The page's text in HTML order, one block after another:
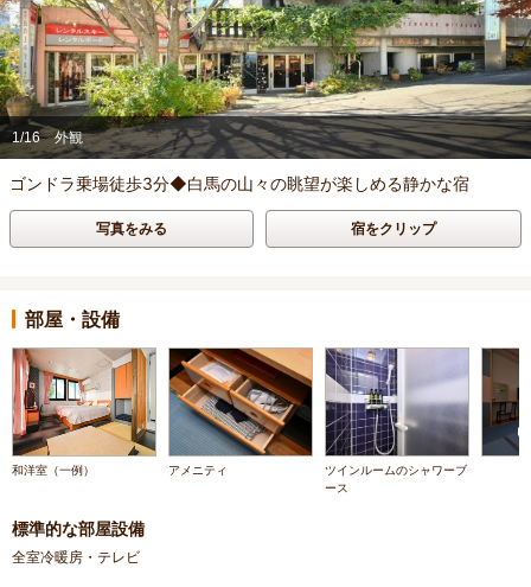
1/16 外観
ゴンドラ乗場徒歩3分◆白馬の山々の眺望が楽しめる静かな宿
写真をみる 宿をクリップ
部屋・設備
和洋室（一例） アメニティ
ツインルームのシャワーブ
ース
標準的な部屋設備
全室冷暖房・テレビ